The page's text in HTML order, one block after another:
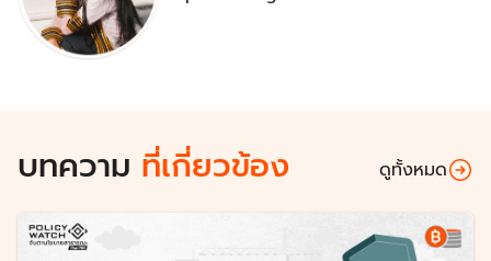
บทความ ที่เกี่ยวข้อง ดูทั้งหมด